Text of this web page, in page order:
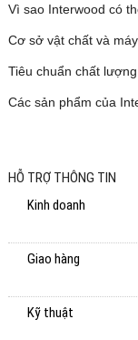
Vì sao Interwood có
Cơ sở vật chất và
Tiêu chuẩn chất lượng
Các sản phẩm của
HỖ TRỢ THÔNG TIN
Kinh doanh
Giao hàng
Kỹ thuật